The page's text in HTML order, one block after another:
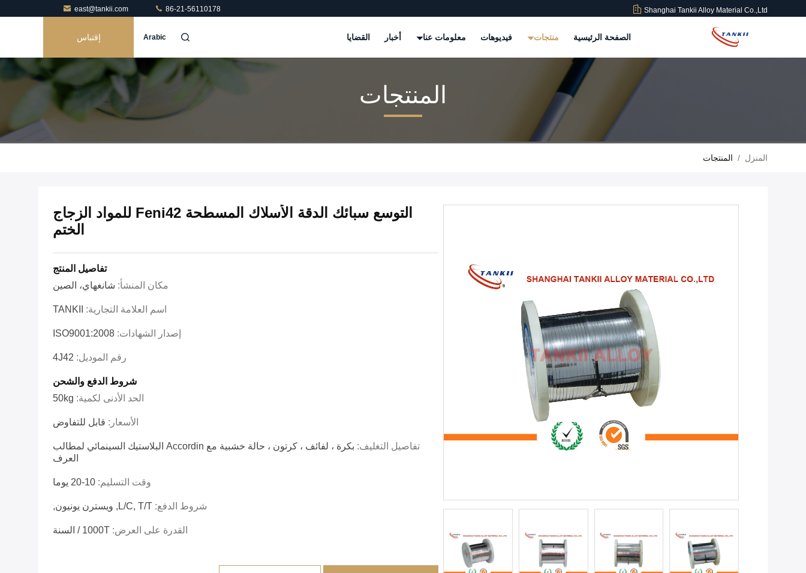
Shanghai Tankii Alloy Material Co.,Ltd
east@tankii.com 86-21-56110178
الصفحة الرئيسية منتجات فيديوهات معلومات عنا أخبار القضايا Arabic إقتباس
المنتجات
المنزل / المنتجات
التوسع سبائك الدقة الأسلاك المسطحة Feni42 للمواد الزجاج
الختم
تفاصيل المنتج
مكان المنشأ: شانغهاي، الصين
اسم العلامة التجارية: TANKII
إصدار الشهادات: ISO9001:2008
رقم الموديل: 4J42
شروط الدفع والشحن
الحد الأدنى لكمية: 50kg
الأسعار: قابل للتفاوض
تفاصيل التغليف:
بكرة ، لفائف ، كرتون ، حالة خشبية مع Accordin البلاستيك السينمائي لمطالب
العرف
وقت التسليم: 10-20 يوما
شروط الدفع: L/C, T/T, ويسترن يونيون,
القدرة على العرض: 1000T / السنة